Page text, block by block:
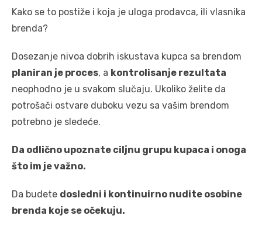
Kako se to postiže i koja je uloga prodavca, ili vlasnika
brenda?
Dosezanje nivoa dobrih iskustava kupca sa brendom
planiran je proces, a kontrolisanje rezultata
neophodno je u svakom slučaju. Ukoliko želite da
potrošači ostvare duboku vezu sa vašim brendom
potrebno je sledeće.
Da odlično upoznate ciljnu grupu kupaca i onoga
što im je važno.
Da budete dosledni i kontinuirno nudite osobine
brenda koje se očekuju.